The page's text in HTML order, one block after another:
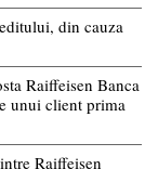
din cauza
Raiffeisen Banca
unui client prima
Raiffeisen